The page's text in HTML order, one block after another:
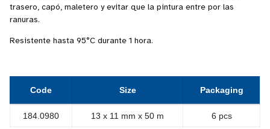
trasero, capó, maletero y evitar que la pintura entre por las
ranuras.
Resistente hasta 95°C durante 1 hora.
Code Size Packaging
184.0980 13 x 11 mm x 50 m 6 pcs